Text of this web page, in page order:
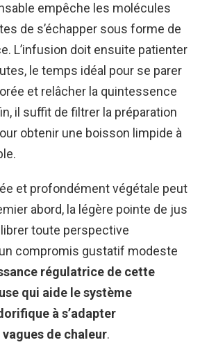
empêche les molécules
de s’échapper sous forme de
L’infusion doit ensuite patienter
le temps idéal pour se parer
et relâcher la quintessence
il suffit de filtrer la préparation
obtenir une boisson limpide à
et profondément végétale peut
abord, la légère pointe de jus
toute perspective
un compromis gustatif modeste
régulatrice de cette
qui aide le système
à s’adapter
de chaleur.